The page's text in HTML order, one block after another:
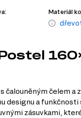
Materiál
čalouněným čelem
designu a
zásuvkami,